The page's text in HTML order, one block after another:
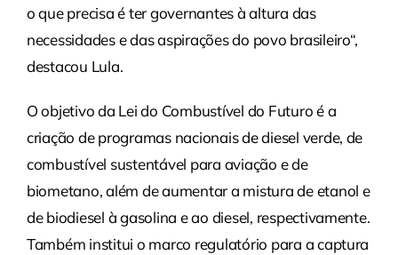
o que precisa é ter governantes à altura das
necessidades e das aspirações do povo brasileiro“,
destacou Lula.
O objetivo da Lei do Combustível do Futuro é a
criação de programas nacionais de diesel verde, de
combustível sustentável para aviação e de
biometano, além de aumentar a mistura de etanol e
de biodiesel à gasolina e ao diesel, respectivamente.
Também institui o marco regulatório para a captura